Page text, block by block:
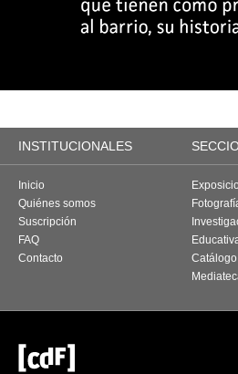
INSTITUCIONALES
Inicio
Quiénes somos
Suscripción
FAQ
Contacto
Catálogo